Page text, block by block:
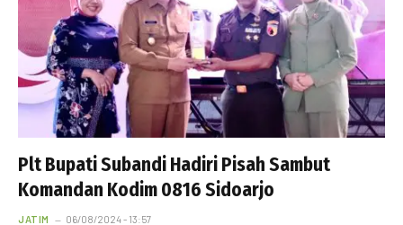
Plt Bupati Subandi Hadiri Pisah Sambut
Komandan Kodim 0816 Sidoarjo
JATIM 06/08/2024 - 13:57